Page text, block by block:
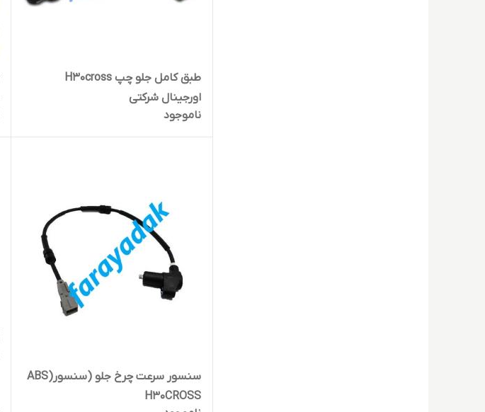
طبق کامل جلو چپ H30cross
اورجینال شرکتی
ناموجود
سنسور سرعت چرخ جلو (سنسورABS)
H30CROSS